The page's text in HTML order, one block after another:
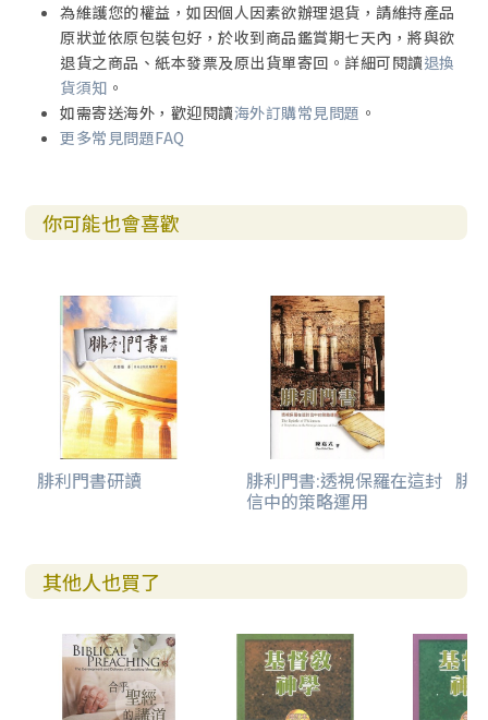
為維護您的權益，如因個人因素欲辦理退貨，請維持產品
原狀並依原包裝包好，於收到商品鑑賞期七天內，將與欲
退貨之商品、紙本發票及原出貨單寄回。詳細可閱讀退換
貨須知 。
如需寄送海外，歡迎閱讀海外訂購常見問題 。
更多常見問題FAQ
你可能也會喜歡
腓利門書研讀 腓利門書:透視保羅在這封
信中的策略運用
腓
其他人也買了